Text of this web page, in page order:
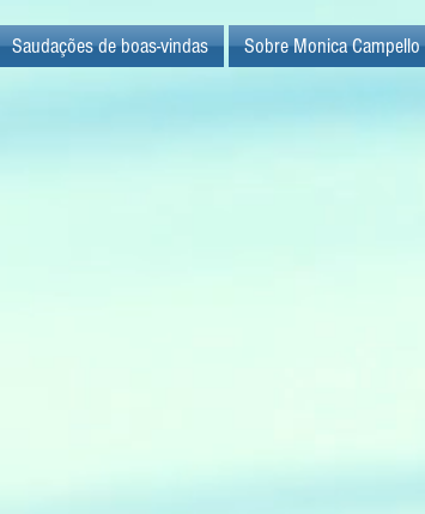
Saudações de boas-vindas Sobre Monica Campello